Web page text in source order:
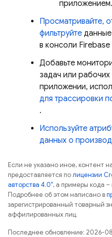
приложением.
Просматривайте,
фильтруйте
в консоли Firebase
Добавьте
задач или
приложении,
для трассировки
.
Используйте
данных о
Если не указано иное, контент
предоставляется полицензии
авторства 4.0", а примеры кода –
Подробнее об этом написано в
зарегистрированный товарный
аффилированных лиц.
Последнее обновление: 2026-